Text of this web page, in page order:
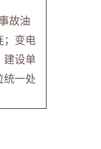
故油
；变电
建设单
统一处